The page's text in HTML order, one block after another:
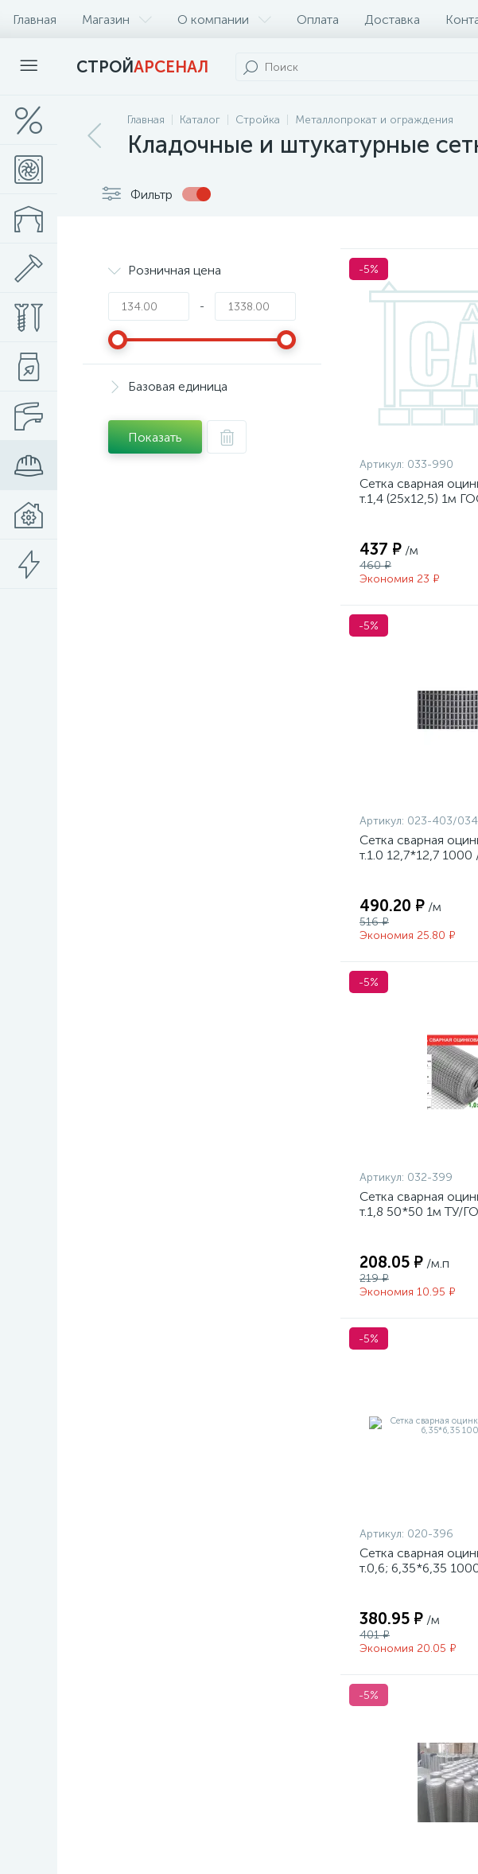
Главная Магазин О компании Оплата Доставка
СТРОЙАРСЕНАЛ
Главная Каталог Стройка Металлопрокат и ограждения
Кладочные и штукатурные
Фильтр
Розничная цена
-
Базовая единица
Показать
-5%
Артикул: 033-990
Сетка сварная
т.1,4 (25х12,5) 1м
437 ₽ /м
460 ₽
Экономия 23 ₽
-5%
Артикул: 023-403/
Сетка сварная
т.1.0 12,7*12,7
490.20 ₽ /м
516 ₽
Экономия 25.80 ₽
-5%
Артикул: 032-399
Сетка сварная
т.1,8 50*50 1м ТУ/
208.05 ₽ /м.п
219 ₽
Экономия 10.95 ₽
-5%
Артикул: 020-396
Сетка сварная
т.0,6; 6,35*6,35
380.95 ₽ /м
401 ₽
Экономия 20.05 ₽
-5%